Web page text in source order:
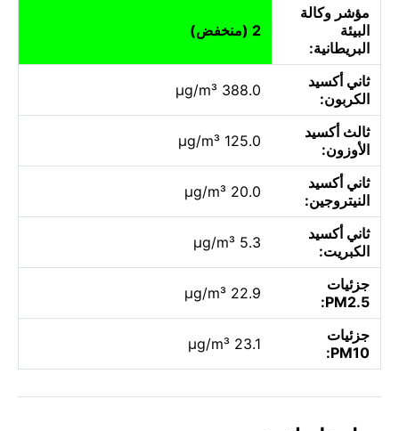
مؤشر وكالة
البيئة
البريطانية:
2 (منخفض)
ثاني أكسيد
الكربون:
388.0 µg/m³
ثالث أكسيد
الأوزون:
125.0 µg/m³
ثاني أكسيد
النيتروجين:
20.0 µg/m³
ثاني أكسيد
الكبريت:
5.3 µg/m³
جزئيات
PM2.5:
22.9 µg/m³
جزئيات
PM10:
23.1 µg/m³